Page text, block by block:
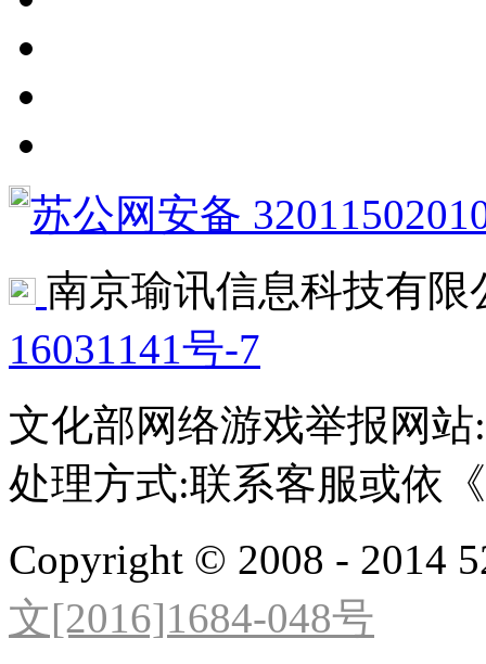
苏公网安备
南京瑜讯信息科技有限
16031141号-7
文化部网络游戏举报网站
处理方式:联系客服或依
Copyright © 2008 - 2014
文[2016]1684-048号